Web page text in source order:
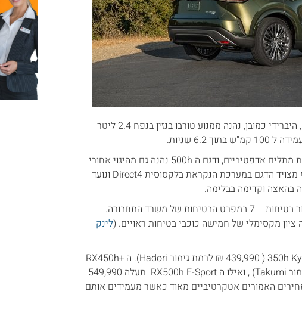
הדגם הבכיר ביותר של ה RX הוא ה RX500h. דגם זה, היברידי כמובן, נהנה ממנוע טורבו בנזין בנפח 2.4 ליטר
דגמי ה RX450h+ Takumi ו RX500h נהנים ממערכת מתלים אדפטיביים, ודגם ה 500h נהנה גם מהיגוי אחורי
דינמי המסייע לנהג ומשתנה בהתאם למהירות. בנוסף מצויד הדגם במערכת הנקראת בלקסוסית Direct4 ונועד
וקדימה בבלימה.
ל RX מערכות בטיחות מלאות והיא מקבלת ציון איבזור בטיחות – 7 במפרט הבטיחות של משרד התחבורה.
לינק
המחירים של ה RX מתחילים ב 399,990 ₪ ל 350h Kyusho ( 439,990 ₪ לרמת גימור Hadori). ה RX450h+
Hadori תעלה 464,990 ₪ (או 499,990 ₪ לרמת גימור Takumi) , ואילו ה RX500h F-Sport תעלה 549,990
האמורים אטקרטיביים מאוד כאשר מעמידים אותם